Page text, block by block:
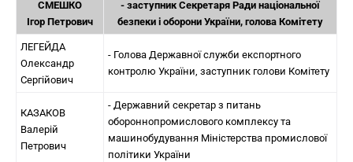
СМЕШКО
Ігор Петрович
- заступник Секретаря Ради національної
безпеки і оборони України, голова Комітету
ЛЕГЕЙДА
Олександр
Сергійович
- Голова Державної служби експортного
контролю України, заступник голови Комітету
КАЗАКОВ
Валерій
Петрович
- Державний секретар з питань
обороннопромислового комплексу та
машинобудування Міністерства промислової
політики України